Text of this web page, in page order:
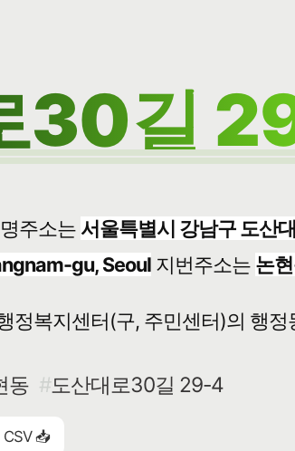
30길
주소는 서울특별시 강남구 도산
gu, Seoul 지번주소는 논
정복지센터(구, 주민센터)의 행정
동 도산대로30길 29-4
CSV 📥